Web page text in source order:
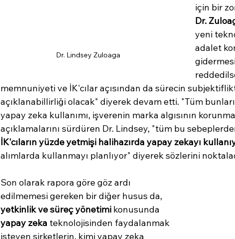
Dr. Lindsey Zuloaga
için bir
Dr.
yeni
adalet
memnuniyeti ve İK'cılar açısından da sürecin
açıklanabillirliği olacak" diyerek devam etti. "Tüm
yapay zeka kullanımı, işverenin marka algısının
açıklamalarını sürdüren Dr. Lindsey, "tüm bu
İK'cıların yüzde yetmişi halihazırda yapay zekayı
alımlarda kullanmayı planlıyor" diyerek sözlerini
Son olarak rapora göre göz ardı
edilmemesi gereken bir diğer husus da,
yetkinlik ve süreç yönetimi konusunda
yapay zeka teknolojisinden faydalanmak
isteyen şirketlerin, kimi yapay zeka